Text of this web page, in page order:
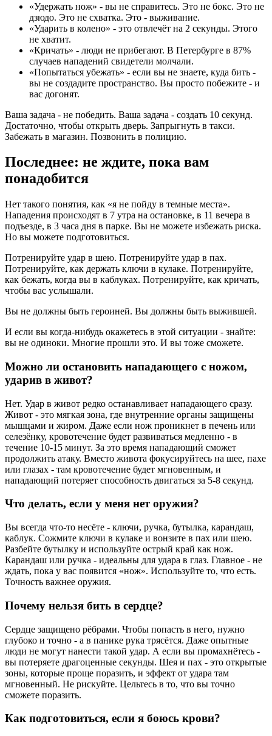
«Удержать нож» - вы не справитесь. Это не бокс. Это не
дзюдо. Это не схватка. Это - выживание.
«Ударить в колено» - это отвлечёт на 2 секунды. Этого
не хватит.
«Кричать» - люди не прибегают. В Петербурге в 87%
случаев нападений свидетели молчали.
«Попытаться убежать» - если вы не знаете, куда бить -
вы не создадите пространство. Вы просто побежите - и
вас догонят.
Ваша задача - не победить. Ваша задача - создать 10 секунд.
Достаточно, чтобы открыть дверь. Запрыгнуть в такси.
Забежать в магазин. Позвонить в полицию.
Последнее: не ждите, пока вам
понадобится
Нет такого понятия, как «я не пойду в темные места».
Нападения происходят в 7 утра на остановке, в 11 вечера в
подъезде, в 3 часа дня в парке. Вы не можете избежать риска.
Но вы можете подготовиться.
Потренируйте удар в шею. Потренируйте удар в пах.
Потренируйте, как держать ключи в кулаке. Потренируйте,
как бежать, когда вы в каблуках. Потренируйте, как кричать,
чтобы вас услышали.
Вы не должны быть героиней. Вы должны быть выжившей.
И если вы когда-нибудь окажетесь в этой ситуации - знайте:
вы не одиноки. Многие прошли это. И вы тоже сможете.
Можно ли остановить нападающего с ножом,
ударив в живот?
Нет. Удар в живот редко останавливает нападающего сразу.
Живот - это мягкая зона, где внутренние органы защищены
мышцами и жиром. Даже если нож проникнет в печень или
селезёнку, кровотечение будет развиваться медленно - в
течение 10-15 минут. За это время нападающий сможет
продолжить атаку. Вместо живота фокусируйтесь на шее, пахе
или глазах - там кровотечение будет мгновенным, и
нападающий потеряет способность двигаться за 5-8 секунд.
Что делать, если у меня нет оружия?
Вы всегда что-то несёте - ключи, ручка, бутылка, карандаш,
каблук. Сожмите ключи в кулаке и вонзите в пах или шею.
Разбейте бутылку и используйте острый край как нож.
Карандаш или ручка - идеальны для удара в глаз. Главное - не
ждать, пока у вас появится «нож». Используйте то, что есть.
Точность важнее оружия.
Почему нельзя бить в сердце?
Сердце защищено рёбрами. Чтобы попасть в него, нужно
глубоко и точно - а в панике рука трясётся. Даже опытные
люди не могут нанести такой удар. А если вы промахнётесь -
вы потеряете драгоценные секунды. Шея и пах - это открытые
зоны, которые проще поразить, и эффект от удара там
мгновенный. Не рискуйте. Цельтесь в то, что вы точно
сможете поразить.
Как подготовиться, если я боюсь крови?